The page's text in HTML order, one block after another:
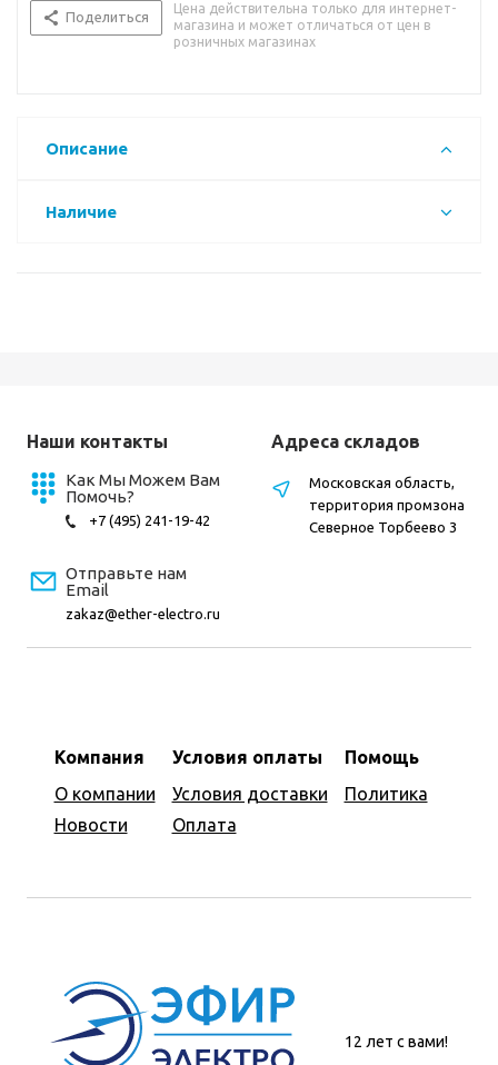
Поделиться
Цена действительна только для интернет-
магазина и может отличаться от цен в
розничных магазинах
Описание
Наличие
Наши контакты
Как Мы Можем Вам
Помочь?
+7 (495) 241-19-42
Отправьте нам
Email
zakaz@ether-electro.ru
Компания
О компании
Новости
Условия оплаты
Условия доставки
Оплата
Помощь
Политика
Адреса складов
Московская область,
территория промзона
Северное Торбеево 3
12 лет с вами!